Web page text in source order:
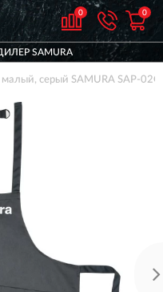
0 0
SAMURA
серый SAMURA SAP-02G